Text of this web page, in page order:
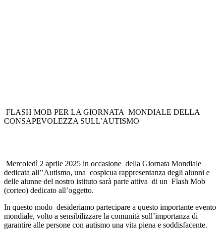
FLASH MOB PER LA GIORNATA MONDIALE DELLA
CONSAPEVOLEZZA SULL’AUTISMO
Mercoledì 2 aprile 2025 in occasione della Giornata Mondiale
dedicata all’’Autismo, una cospicua rappresentanza degli alunni e
delle alunne del nostro istituto sarà parte attiva di un Flash Mob
(corteo) dedicato all’oggetto.
In questo modo desideriamo partecipare a questo importante evento
mondiale, volto a sensibilizzare la comunità sull’importanza di
garantire alle persone con autismo una vita piena e soddisfacente.